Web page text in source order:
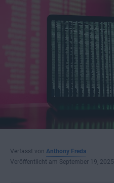
Verfasst von Anthony Freda
Veröffentlicht am September 19, 2025